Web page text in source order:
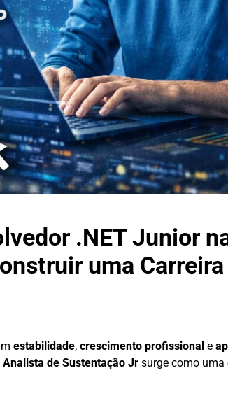
.NET Junior
uma
estabilidade, crescimento profissional e
Analista de Sustentação Jr surge como uma